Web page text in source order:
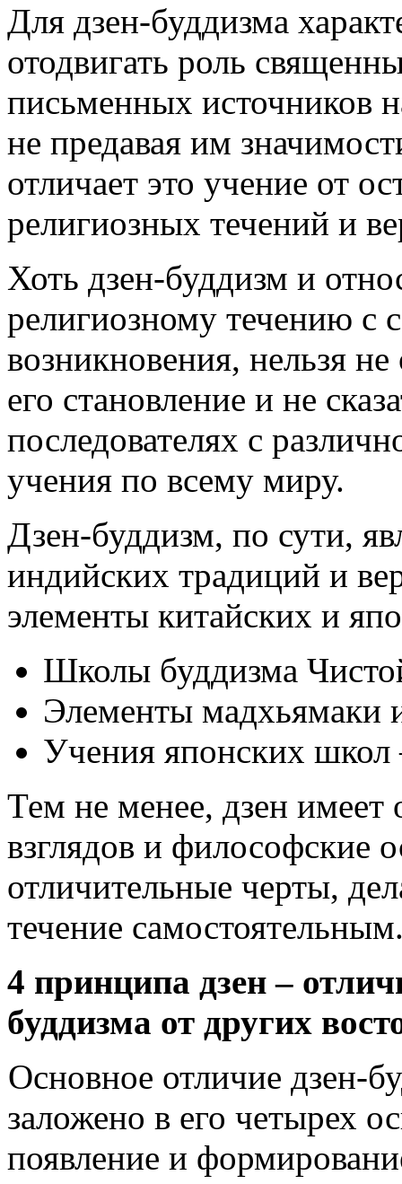
Для дзен-буддизма
отодвигать роль
письменных источников
не предавая им
отличает это учение от
религиозных течений и
Хоть дзен-буддизм и
религиозному течению с
возникновения, нельзя
его становление и не
последователях с
учения по всему миру.
Дзен-буддизм, по сути,
индийских традиций и
элементы китайских и
Школы буддизма
Элементы мадхьямаки
Учения японских школ
Тем не менее, дзен имеет
взглядов и философские
отличительные черты,
течение
4 принципа дзен –
буддизма от других
Основное отличие дзен-
заложено в его четырех
появление и